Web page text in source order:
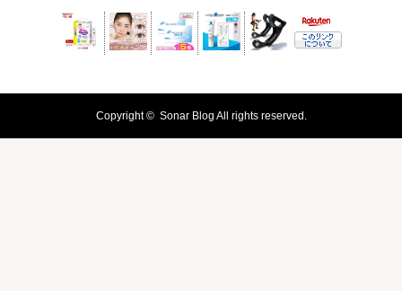
Copyright © Sonar Blog All rights reserved.